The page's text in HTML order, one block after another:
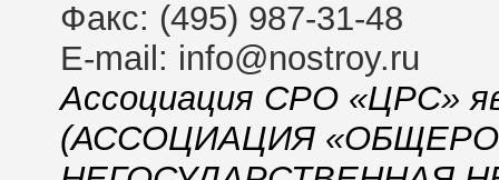
Факс: (495) 987-31-48
E-mail: info@nostroy.ru
Ассоциация СРО «ЦРС»
(АССОЦИАЦИЯ